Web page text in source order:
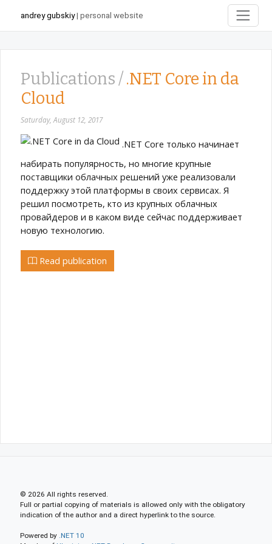
andrey gubskiy| personal website
Publications /.NET Core in da
Cloud
Saturday, August 12, 2017
.NET Core только начинает
набирать популярность, но многие крупные
поставщики облачных решений уже реализовали
поддержку этой платформы в своих сервисах. Я
решил посмотреть, кто из крупных облачных
провайдеров и в каком виде сейчас поддерживает
новую технологию.
Read publication
© 2026 All rights reserved.
Full or partial copying of materials is allowed only with the obligatory
indication of the author and a direct hyperlink to the source.
Powered by .NET 10